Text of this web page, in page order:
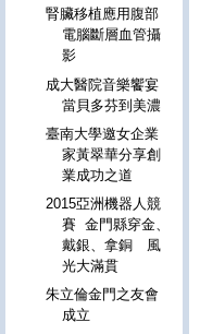
腎臟移植應用腹部
電腦斷層血管攝
影
成大醫院音樂饗宴
當貝多芬到美濃
臺南大學邀女企業
家黃翠華分享創
業成功之道
2015亞洲機器人競
賽 金門縣穿金、
戴銀、拿銅 風
光大滿貫
朱立倫金門之友會
成立